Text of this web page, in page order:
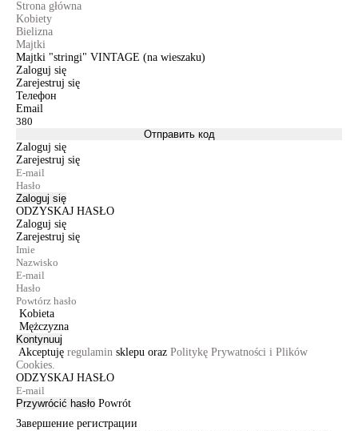
Strona główna
Kobiety
Bielizna
Majtki
Majtki "stringi" VINTAGE (na wieszaku)
Zaloguj się
Zarejestruj się
Телефон
Email
Отправить код
Zaloguj się
Zarejestruj się
Zaloguj się
ODZYSKAJ HASŁO
Zaloguj się
Zarejestruj się
Kobieta
Mężczyzna
Kontynuuj
Akceptuję regulamin sklepu oraz Politykę Prywatności i Plików
Cookies.
ODZYSKAJ HASŁO
Przywrócić hasło Powrót
Завершение регистрации